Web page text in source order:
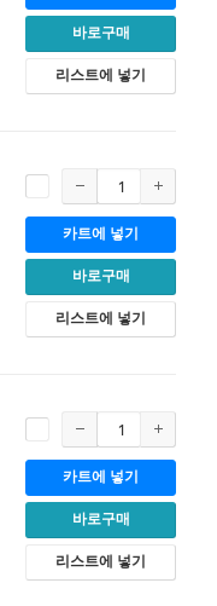
바로구매
리스트에 넣기
카트에 넣기
바로구매
리스트에 넣기
카트에 넣기
바로구매
리스트에 넣기